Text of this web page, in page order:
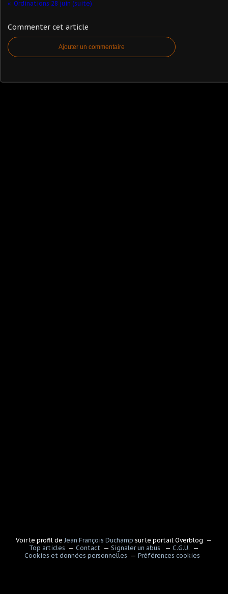
Ordinations 28 juin (suite)
Commenter cet article
Ajouter un commentaire
Voir le profil de Jean François Duchamp sur le portail Overblog
Top articles
Contact Signaler un abus
C.G.U.
Cookies et données personnelles
Préférences cookies